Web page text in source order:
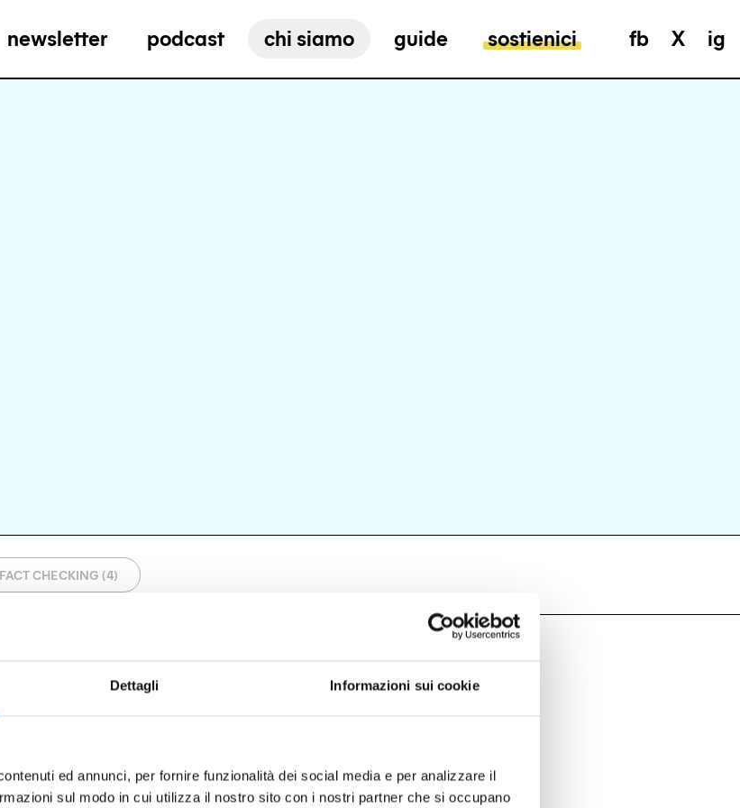
Dettagli Informazioni sui cookie
ed annunci, per fornire funzionalità dei social media e per analizzare il
sul modo in cui utilizza il nostro sito con i nostri partner che si occupano
newsletter podcast chi siamo guide sostienici fb X ig
FACT CHECKING (4)
sono corretti